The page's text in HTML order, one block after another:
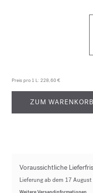
Preis pro 1 L: 228,60 €
ZUM
Voraussichtliche
Lieferung ab dem 17 August
Weitere Versandinformationen